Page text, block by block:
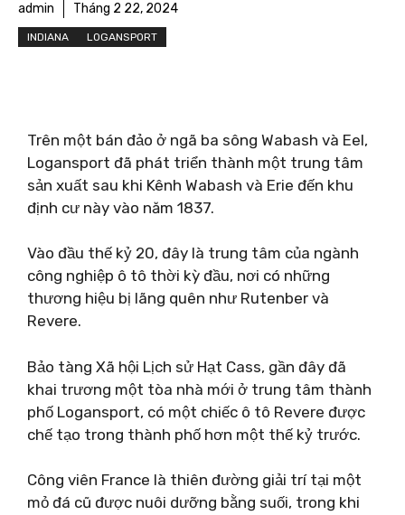
admin Tháng 2 22, 2024
INDIANA LOGANSPORT
Trên một bán đảo ở ngã ba sông Wabash và Eel,
Logansport đã phát triển thành một trung tâm
sản xuất sau khi Kênh Wabash và Erie đến khu
định cư này vào năm 1837.
Vào đầu thế kỷ 20, đây là trung tâm của ngành
công nghiệp ô tô thời kỳ đầu, nơi có những
thương hiệu bị lãng quên như Rutenber và
Revere.
Bảo tàng Xã hội Lịch sử Hạt Cass, gần đây đã
khai trương một tòa nhà mới ở trung tâm thành
phố Logansport, có một chiếc ô tô Revere được
chế tạo trong thành phố hơn một thế kỷ trước.
Công viên France là thiên đường giải trí tại một
mỏ đá cũ được nuôi dưỡng bằng suối, trong khi